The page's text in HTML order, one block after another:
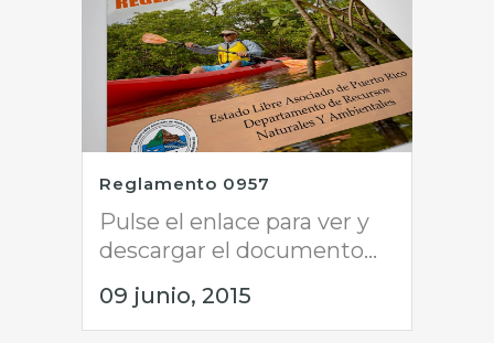
Reglamento 0957
Pulse el enlace para ver y
descargar el documento...
09 junio, 2015